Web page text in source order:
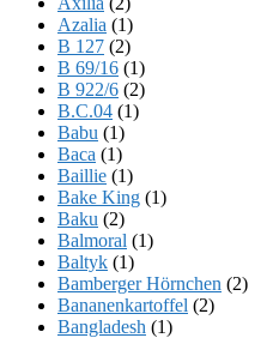
Azalia (1)
B 127 (2)
B 69/16 (1)
B 922/6 (2)
B.C.04 (1)
Babu (1)
Baca (1)
Baillie (1)
Bake King (1)
Baku (2)
Balmoral (1)
Baltyk (1)
Bamberger Hörnchen (2)
Bananenkartoffel (2)
Bangladesh (1)